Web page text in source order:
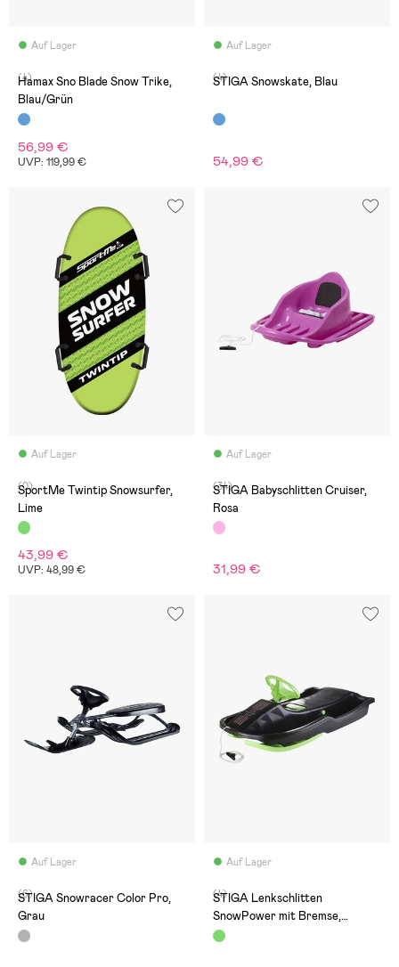
Auf Lager
(4)
Hamax Sno Blade Snow Trike,
Blau/Grün
56,99 €
UVP: 119,99 €
Auf Lager
(4)
STIGA Snowskate, Blau
54,99 €
Auf Lager
(0)
SportMe Twintip Snowsurfer,
Lime
43,99 €
UVP: 48,99 €
Auf Lager
(34)
STIGA Babyschlitten Cruiser,
Rosa
31,99 €
Auf Lager
(6)
STIGA Snowracer Color Pro,
Grau
Auf Lager
(4)
STIGA Lenkschlitten
SnowPower mit Bremse,
Schwarz/Grün